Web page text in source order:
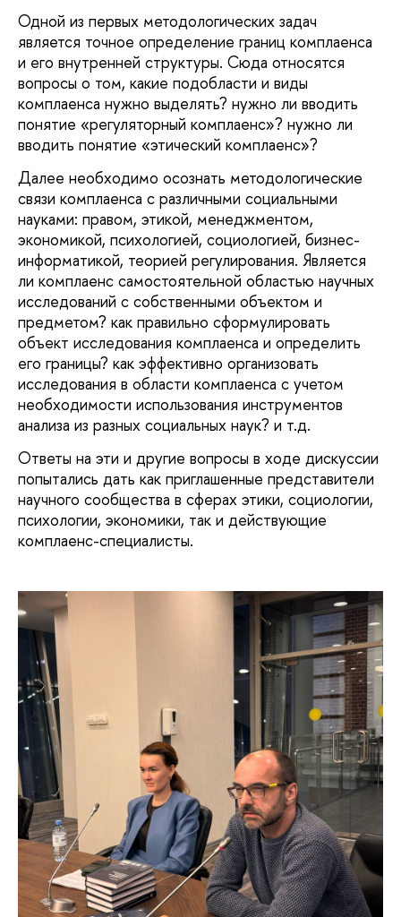
Одной из первых методологических задач
является точное определение границ комплаенса
и его внутренней структуры. Сюда относятся
вопросы о том, какие подобласти и виды
комплаенса нужно выделять? нужно ли вводить
понятие «регуляторный комплаенс»? нужно ли
вводить понятие «этический комплаенс»?
Далее необходимо осознать методологические
связи комплаенса с различными социальными
науками: правом, этикой, менеджментом,
экономикой, психологией, социологией, бизнес-
информатикой, теорией регулирования. Является
ли комплаенс самостоятельной областью научных
исследований с собственными объектом и
предметом? как правильно сформулировать
объект исследования комплаенса и определить
его границы? как эффективно организовать
исследования в области комплаенса с учетом
необходимости использования инструментов
анализа из разных социальных наук? и т.д.
Ответы на эти и другие вопросы в ходе дискуссии
попытались дать как приглашенные представители
научного сообщества в сферах этики, социологии,
психологии, экономики, так и действующие
комплаенс-специалисты.